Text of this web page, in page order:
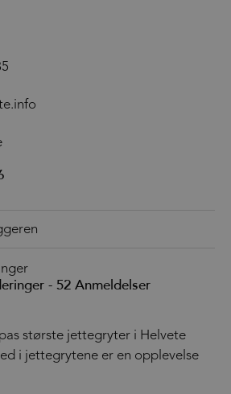
største jettegryter i Helvete
i jettegrytene er en opplevelse